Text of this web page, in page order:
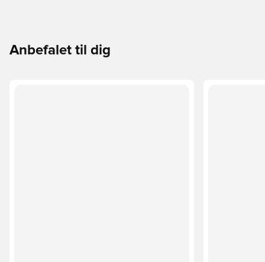
Anbefalet til dig